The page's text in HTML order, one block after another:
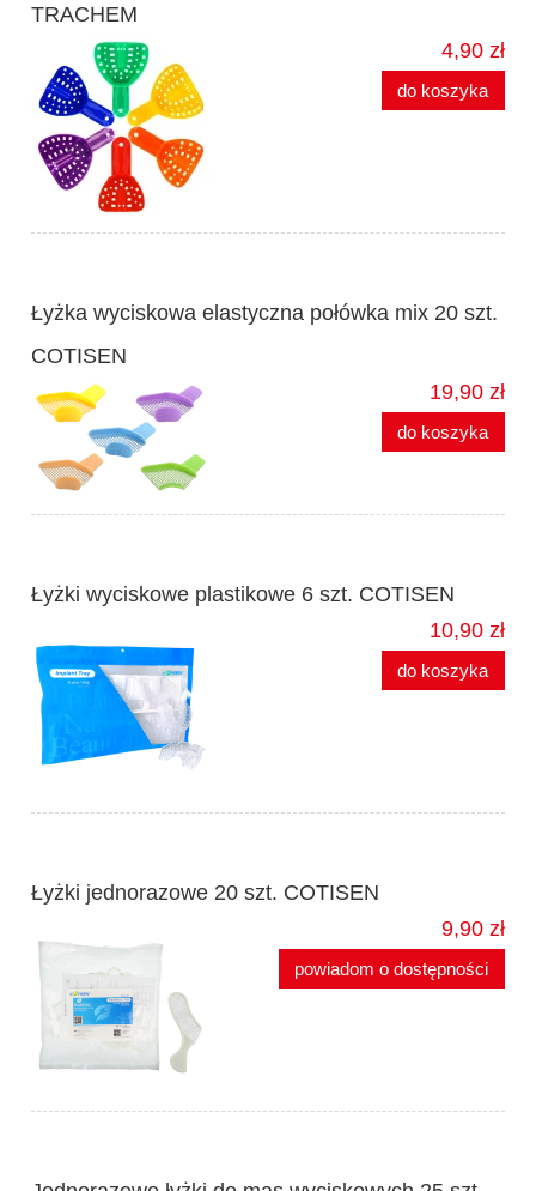
TRACHEM
4,90 zł
do koszyka
Łyżka wyciskowa elastyczna połówka mix 20 szt.
COTISEN
19,90 zł
do koszyka
Łyżki wyciskowe plastikowe 6 szt. COTISEN
10,90 zł
do koszyka
Łyżki jednorazowe 20 szt. COTISEN
9,90 zł
powiadom o dostępności